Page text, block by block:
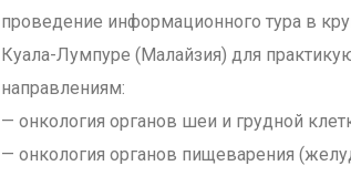
проведение информационного тура в
Куала-Лумпуре (Малайзия) для
направлениям:
— онкология органов шеи и грудной
— онкология органов пищеварения